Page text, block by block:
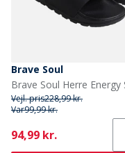
Brave Soul
Vejl. pris228,99 kr.
Var99,99 kr.
Current
94,99 kr.